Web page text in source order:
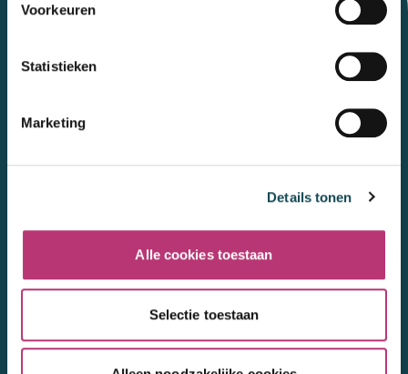
Voorkeuren
Statistieken
Marketing
Details tonen
Alle cookies toestaan
Selectie toestaan
Let's talk
Mental Care Group
Polanerbaan 3
NL Mental Care Group B.V.:
KvK:76188132
Vacatures